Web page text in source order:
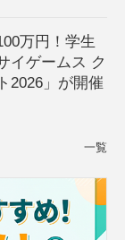
万円！学生
イゲームス ク
2026」が開催
一覧